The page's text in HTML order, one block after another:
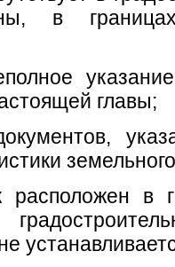
в
главы;
расположен в